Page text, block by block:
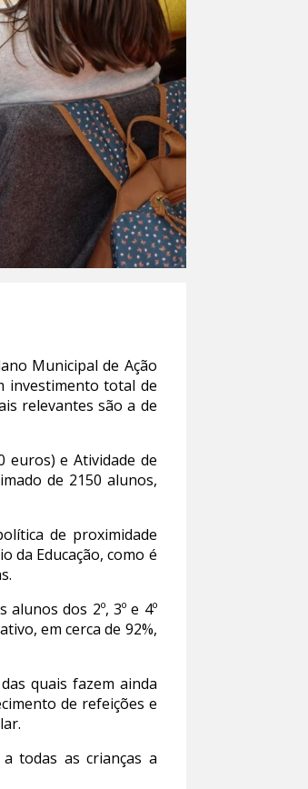
Municipal de Ação
investimento total de
relevantes são a de
euros) e Atividade de
de 2150 alunos,
de proximidade
da Educação, como é
dos 2º, 3º e 4º
em cerca de 92%,
quais fazem ainda
de refeições e
todas as crianças a